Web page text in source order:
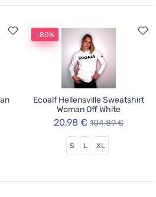
-80%
Ecoalf Hellensville Sweatshirt
Woman Off White
20,98 € 104,89 €
S L XL